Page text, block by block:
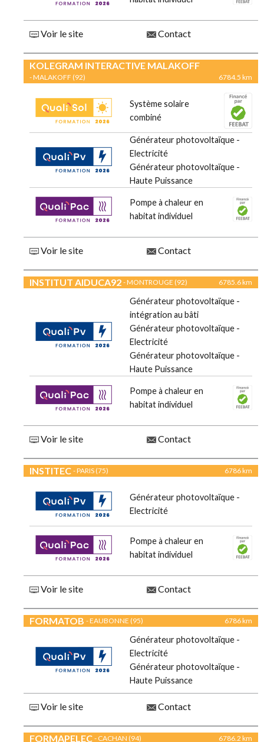
Voir le site Contact
KOLEGRAM INTERACTIVE MALAKOFF
- MALAKOFF (92) 6784.5 km
Système solaire
combiné
Générateur photovoltaïque -
Electricité
Générateur photovoltaïque -
Haute Puissance
Pompe à chaleur en
habitat individuel
Voir le site Contact
INSTITUT AIDUCA92 - MONTROUGE (92) 6785.6 km
Générateur photovoltaïque -
intégration au bâti
Générateur photovoltaïque -
Electricité
Générateur photovoltaïque -
Haute Puissance
Pompe à chaleur en
habitat individuel
Voir le site Contact
INSTITEC - PARIS (75) 6786 km
Générateur photovoltaïque -
Electricité
Pompe à chaleur en
habitat individuel
Voir le site Contact
FORMATOB - EAUBONNE (95) 6786 km
Générateur photovoltaïque -
Electricité
Générateur photovoltaïque -
Haute Puissance
Voir le site Contact
FORMAPELEC - CACHAN (94) 6786.2 km